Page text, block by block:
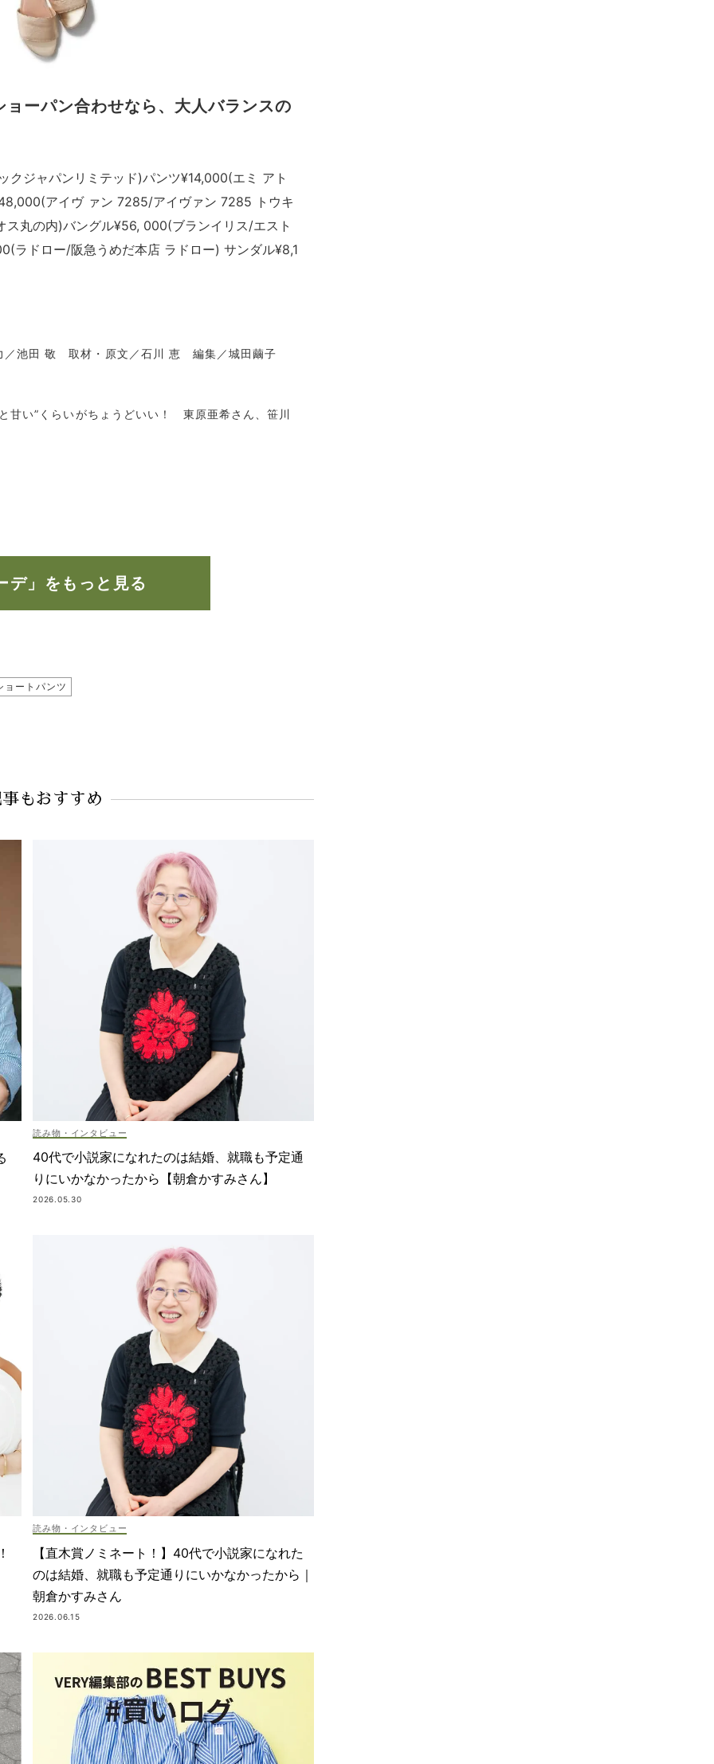
ーパン合わせなら、大人バランスの
ジャパンリミテッド)パンツ¥14,000(エミ アト
アイヴ ァン 7285/アイヴァン 7285 トウキ
丸の内)バングル¥56, 000(ブランイリス/エスト
ラドロー/阪急うめだ本店 ラドロー) サンダル¥8,1
池田 敬 取材・原文／石川 恵 編集／城田繭子
甘い”くらいがちょうどいい！ 東原亜希さん、笹川
デ」をもっと見る
ョートパンツ
もおすすめ
読み物・インタビュー
40代で小説家になれたのは結婚、就職も予定通
りにいかなかったから【朝倉かすみさん】
2026.05.30
読み物・インタビュー
【直木賞ノミネート！】40代で小説家になれた
のは結婚、就職も予定通りにいかなかったから｜
朝倉かすみさん
2026.06.15